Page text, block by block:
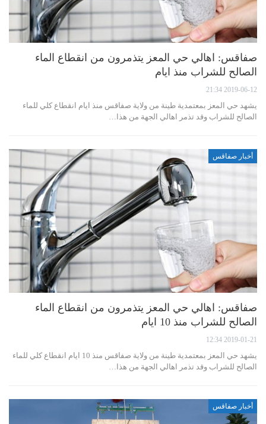
صفاقس: اهالي حي المعز يتذمرون من انقطاع الماء
الصالح للشراب منذ ايام
2019-06-12 21:34
يشهد حي المعز بمعتمدية طينة من ولاية صفاقس منذ ايام انقطاع كلي للماء
الصالح للشراب وقد تذمر اهالي الجهة من هذا…
أخبار صفاقس
صفاقس: اهالي حي المعز يتذمرون من انقطاع الماء
الصالح للشراب منذ 10 ايام
2019-01-21 12:34
يشهد حي المعز بمعتمدية طينة من ولاية صفاقس منذ 10 ايام انقطاع كلي للماء
الصالح للشراب وقد تذمر اهالي الجهة من هذا…
أخبار صفاقس